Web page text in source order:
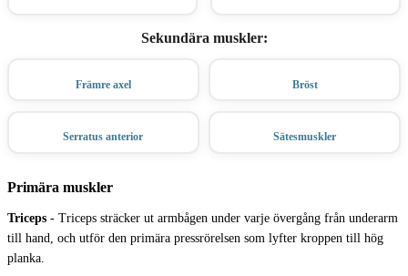
Sekundära muskler:
Främre axel Bröst
Serratus anterior Sätesmuskler
Primära muskler
Triceps - Triceps sträcker ut armbågen under varje övergång från underarm
till hand, och utför den primära pressrörelsen som lyfter kroppen till hög
planka.